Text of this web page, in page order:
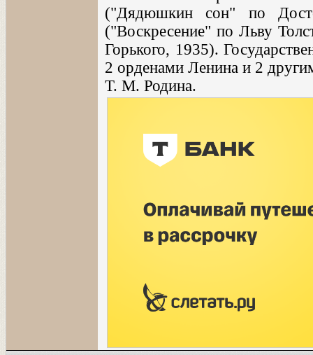
("Дядюшкин сон" по
("Воскресение" по Льву
Горького, 1935).
2 орденами Ленина и 2
Т. М. Родина.